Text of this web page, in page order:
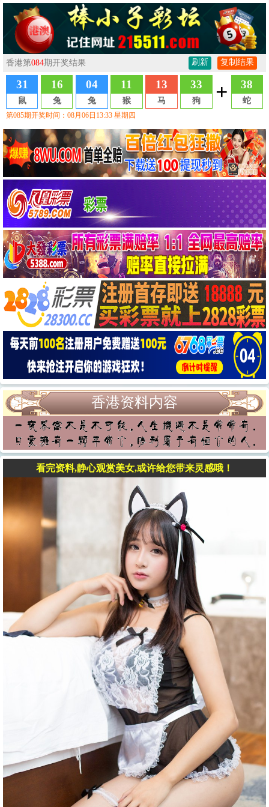
香港资料内容
看完资料,静心观赏美女,或许给您带来灵感哦！